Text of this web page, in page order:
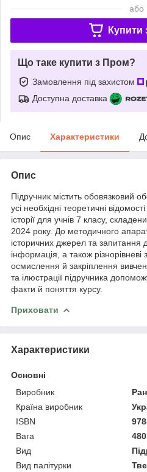
або
Купити
Що таке купити з Пром?
Замовлення під захистом
Доступна доставка
Опис Характеристики
Опис
Підручник містить обовязковий
усі необхідні теоретичні
історії для учнів 7 класу,
2024 року. До методичного
історичних джерел та запитання
інформація, а також
осмислення й закріплення
та ілюстрації підручника
факти й поняття курсу.
Приховати
Характеристики
Основні
Виробник
Країна виробник
ISBN
Вага
Вид
Вид палітурки